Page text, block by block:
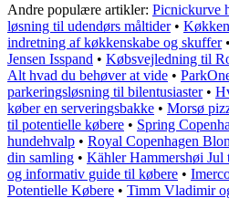
Andre populære artikler: Picnickurve
løsning til udendørs måltider•
indretning af køkkenskabe og skuffer•
Jensen Isspand • Købsvejledning til
Alt hvad du behøver at vide •
parkeringsløsning til bilentusiaster•
køber en serveringsbakke • Morsø
til potentielle købere • Spring
hundehvalp • Royal Copenhagen
din samling • Kähler Hammershøi
og informativ guide til købere •
Potentielle Købere • Timm Vladimir